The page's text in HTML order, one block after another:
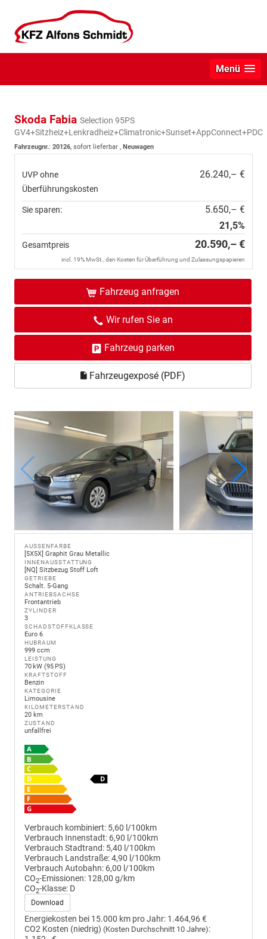
Menü
Skoda Fabia Selection 95PS
GV4+Sitzheiz+Lenkradheiz+Climatronic+Sunset+AppConnect+PDC
Fahrzeugnr.: 20126, sofort lieferbar , Neuwagen
UVP ohne
Überführungskosten
26.240,– €
Sie sparen:
5.650,– €
21,5%
Gesamtpreis 20.590,– €
incl. 19% MwSt., den Kosten für Überführung und Zulassungspapieren
Fahrzeug anfragen
Wir rufen Sie an
Fahrzeug parken
Fahrzeugexposé (PDF)
AUSSENFARBE
[5X5X] Graphit Grau Metallic
INNENAUSSTATTUNG
[NQ] Sitzbezug Stoff Loft
GETRIEBE
Schalt. 5-Gang
ANTRIEBSACHSE
Frontantrieb
ZYLINDER
3
SCHADSTOFFKLASSE
Euro 6
HUBRAUM
999 ccm
LEISTUNG
70 kW (95 PS)
KRAFTSTOFF
Benzin
KATEGORIE
Limousine
KILOMETERSTAND
20 km
ZUSTAND
unfallfrei
Verbrauch kombiniert: 5,60 l/100km
Verbrauch Innenstadt: 6,90 l/100km
Verbrauch Stadtrand: 5,40 l/100km
Verbrauch Landstraße:4,90 l/100km
Verbrauch Autobahn: 6,00 l/100km
CO2-Emissionen: 128,00 g/km
CO2-Klasse: D
Download
Energiekosten bei 15.000 km pro Jahr: 1.464,96 €
CO2 Kosten (niedrig) (Kosten Durchschnitt 10 Jahre):